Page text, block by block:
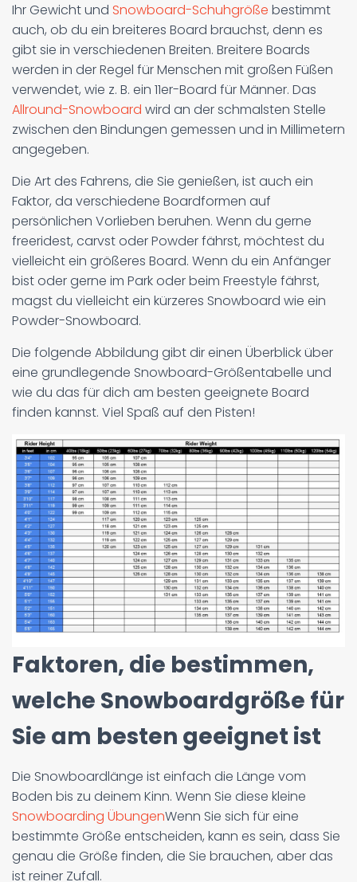
Ihr Gewicht und Snowboard-Schuhgröße bestimmt
auch, ob du ein breiteres Board brauchst, denn es
gibt sie in verschiedenen Breiten. Breitere Boards
werden in der Regel für Menschen mit großen Füßen
verwendet, wie z. B. ein 11er-Board für Männer. Das
Allround-Snowboard wird an der schmalsten Stelle
zwischen den Bindungen gemessen und in Millimetern
angegeben.
Die Art des Fahrens, die Sie genießen, ist auch ein
Faktor, da verschiedene Boardformen auf
persönlichen Vorlieben beruhen. Wenn du gerne
freeridest, carvst oder Powder fährst, möchtest du
vielleicht ein größeres Board. Wenn du ein Anfänger
bist oder gerne im Park oder beim Freestyle fährst,
magst du vielleicht ein kürzeres Snowboard wie ein
Powder-Snowboard.
Die folgende Abbildung gibt dir einen Überblick über
eine grundlegende Snowboard-Größentabelle und
wie du das für dich am besten geeignete Board
finden kannst. Viel Spaß auf den Pisten!
Faktoren, die bestimmen,
welche Snowboardgröße für
Sie am besten geeignet ist
Die Snowboardlänge ist einfach die Länge vom
Boden bis zu deinem Kinn. Wenn Sie diese kleine
Snowboarding ÜbungenWenn Sie sich für eine
bestimmte Größe entscheiden, kann es sein, dass Sie
genau die Größe finden, die Sie brauchen, aber das
ist reiner Zufall.